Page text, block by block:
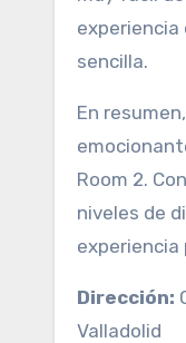
experiencia
sencilla.
En
Room 2.
niveles de
Dirección:
Valladolid